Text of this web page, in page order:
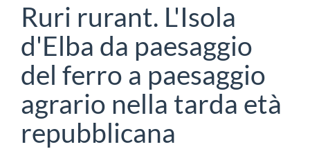
Ruri rurant. L'Isola
d'Elba da paesaggio
del ferro a paesaggio
agrario nella tarda età
repubblicana